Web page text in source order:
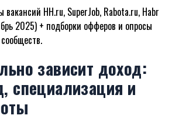
вакансий HH.ru, SuperJob, Rabota.ru, Habr
2025) + подборки офферов и опросы
зависит доход:
специализация и